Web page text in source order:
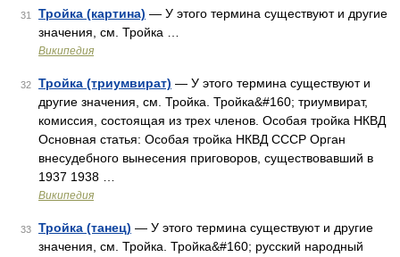
31 Тройка (картина) — У этого термина существуют и другие
значения, см. Тройка …
Википедия
32 Тройка (триумвират) — У этого термина существуют и
другие значения, см. Тройка. Тройка&#160; триумвират,
комиссия, состоящая из трех членов. Особая тройка НКВД
Основная статья: Особая тройка НКВД СССР Орган
внесудебного вынесения приговоров, существовавший в
1937 1938 …
Википедия
33 Тройка (танец) — У этого термина существуют и другие
значения, см. Тройка. Тройка&#160; русский народный